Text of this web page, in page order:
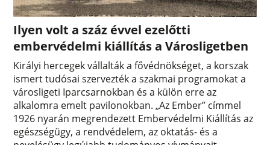
Ilyen volt a száz évvel ezelőtti
embervédelmi kiállítás a Városligetben
Királyi hercegek vállalták a fővédnökséget, a korszak
ismert tudósai szervezték a szakmai programokat a
városligeti Iparcsarnokban és a külön erre az
alkalomra emelt pavilonokban. „Az Ember” címmel
1926 nyarán megrendezett Embervédelmi Kiállítás az
egészségügy, a rendvédelem, az oktatás- és a